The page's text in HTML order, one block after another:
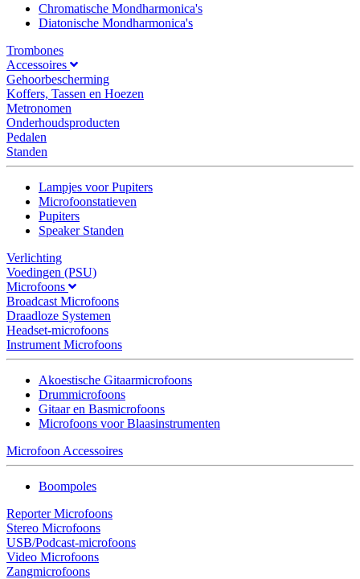
Chromatische Mondharmonica's
Diatonische Mondharmonica's
Trombones
Accessoires
Gehoorbescherming
Koffers, Tassen en Hoezen
Metronomen
Onderhoudsproducten
Pedalen
Standen
Lampjes voor Pupiters
Microfoonstatieven
Pupiters
Speaker Standen
Verlichting
Voedingen (PSU)
Microfoons
Broadcast Microfoons
Draadloze Systemen
Headset-microfoons
Instrument Microfoons
Akoestische Gitaarmicrofoons
Drummicrofoons
Gitaar en Basmicrofoons
Microfoons voor Blaasinstrumenten
Microfoon Accessoires
Boompoles
Reporter Microfoons
Stereo Microfoons
USB/Podcast-microfoons
Video Microfoons
Zangmicrofoons